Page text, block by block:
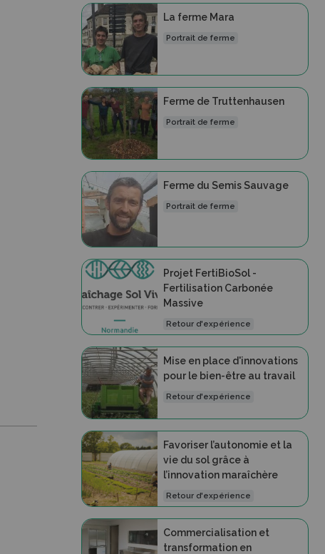
La ferme Mara
Portrait de ferme
Ferme de Truttenhausen
Portrait de ferme
Ferme du Semis Sauvage
Portrait de ferme
Projet FertiBioSol -
Fertilisation Carbonée
Massive
Retour d'expérience
Mise en place d'innovations
pour le bien-être au travail
Retour d'expérience
Favoriser l’autonomie et la
vie du sol grâce à
l’innovation maraîchère
Retour d'expérience
Commercialisation et
transformation en